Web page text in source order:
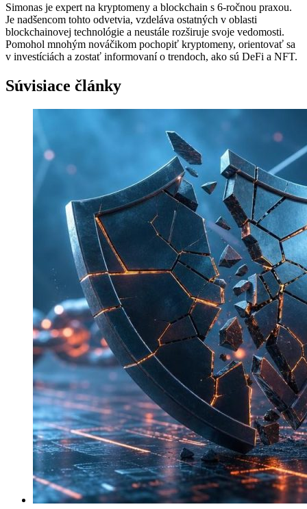
Simonas je expert na kryptomeny a blockchain s 6-ročnou praxou.
Je nadšencom tohto odvetvia, vzdeláva ostatných v oblasti
blockchainovej technológie a neustále rozširuje svoje vedomosti.
Pomohol mnohým nováčikom pochopiť kryptomeny, orientovať sa
v investíciách a zostať informovaní o trendoch, ako sú DeFi a NFT.
Súvisiace články